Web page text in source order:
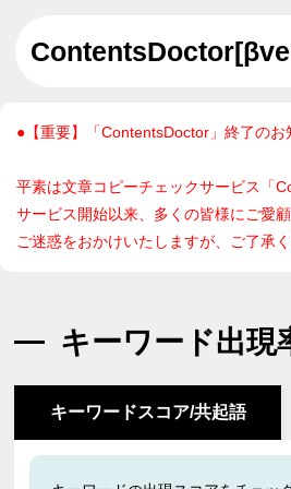
ContentsDoctor
●【重要】「ContentsDoctor」終了のお
平素は文章コピーチェックサービス「
サービス開始以来、多くの皆様にご愛
ご迷惑をおかけいたしますが、ご了承く
キーワード出現
キーワードスコア/共起語